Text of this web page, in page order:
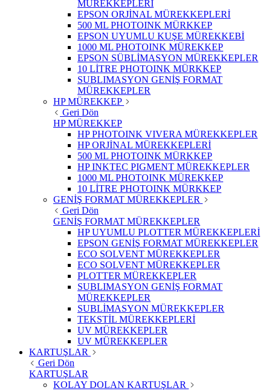
MÜREKKEPLERİ
EPSON ORJİNAL MÜREKKEPLERİ
500 ML PHOTOINK MÜRKKEP
EPSON UYUMLU KUŞE MÜREKKEBİ
1000 ML PHOTOINK MÜREKKEP
EPSON SÜBLİMASYON MÜREKKEPLER
10 LİTRE PHOTOINK MÜRKKEP
SUBLIMASYON GENİŞ FORMAT
MÜREKKEPLER
HP MÜREKKEP
Geri Dön
HP MÜREKKEP
HP PHOTOINK VIVERA MÜREKKEPLER
HP ORJİNAL MÜREKKEPLERİ
500 ML PHOTOINK MÜRKKEP
HP INKTEC PIGMENT MÜREKKEPLER
1000 ML PHOTOINK MÜREKKEP
10 LİTRE PHOTOINK MÜRKKEP
GENİŞ FORMAT MÜREKKEPLER
Geri Dön
GENİŞ FORMAT MÜREKKEPLER
HP UYUMLU PLOTTER MÜREKKEPLERİ
EPSON GENİŞ FORMAT MÜREKKEPLER
ECO SOLVENT MÜREKKEPLER
ECO SOLVENT MÜREKKEPLER
PLOTTER MÜREKKEPLER
SUBLIMASYON GENİŞ FORMAT
MÜREKKEPLER
SUBLİMASYON MÜREKKEPLER
TEKSTİL MÜREKKEPLERİ
UV MÜREKKEPLER
UV MÜREKKEPLER
KARTUŞLAR
Geri Dön
KARTUŞLAR
KOLAY DOLAN KARTUŞLAR